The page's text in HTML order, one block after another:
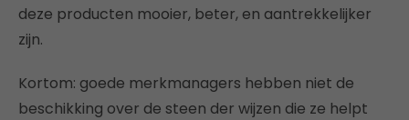
deze producten mooier, beter, en aantrekkelijker
zijn.
Kortom: goede merkmanagers hebben niet de
beschikking over de steen der wijzen die ze helpt